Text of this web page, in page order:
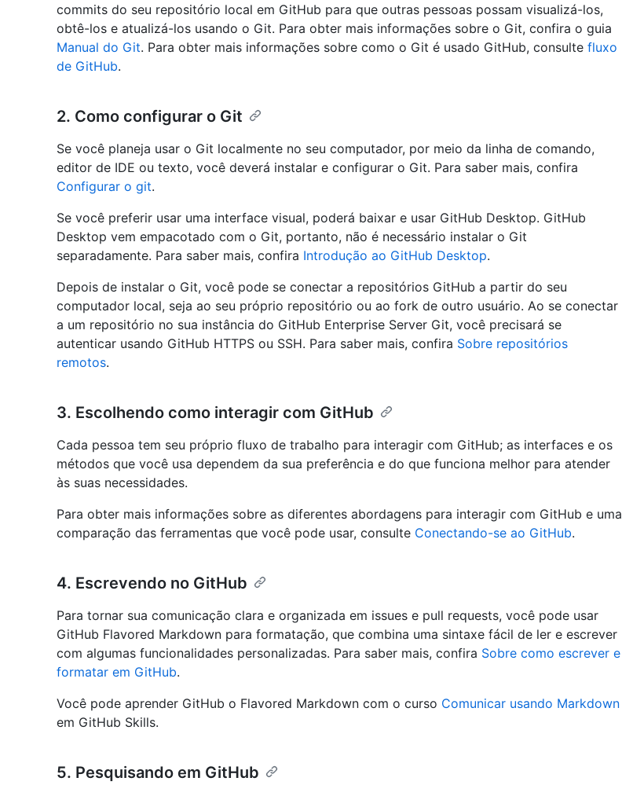
commits do seu repositório local em GitHub para que outras pessoas possam visualizá-los,
obtê-los e atualizá-los usando o Git. Para obter mais informações sobre o Git, confira o guia
Manual do Git. Para obter mais informações sobre como o Git é usado GitHub, consulte fluxo
de GitHub.
2. Como configurar o Git
Se você planeja usar o Git localmente no seu computador, por meio da linha de comando,
editor de IDE ou texto, você deverá instalar e configurar o Git. Para saber mais, confira
Configurar o git.
Se você preferir usar uma interface visual, poderá baixar e usar GitHub Desktop. GitHub
Desktop vem empacotado com o Git, portanto, não é necessário instalar o Git
separadamente. Para saber mais, confira Introdução ao GitHub Desktop.
Depois de instalar o Git, você pode se conectar a repositórios GitHub a partir do seu
computador local, seja ao seu próprio repositório ou ao fork de outro usuário. Ao se conectar
a um repositório no sua instância do GitHub Enterprise Server Git, você precisará se
autenticar usando GitHub HTTPS ou SSH. Para saber mais, confira Sobre repositórios
remotos.
3. Escolhendo como interagir com GitHub
Cada pessoa tem seu próprio fluxo de trabalho para interagir com GitHub; as interfaces e os
métodos que você usa dependem da sua preferência e do que funciona melhor para atender
às suas necessidades.
Para obter mais informações sobre as diferentes abordagens para interagir com GitHub e uma
comparação das ferramentas que você pode usar, consulte Conectando-se ao GitHub.
4. Escrevendo no GitHub
Para tornar sua comunicação clara e organizada em issues e pull requests, você pode usar
GitHub Flavored Markdown para formatação, que combina uma sintaxe fácil de ler e escrever
com algumas funcionalidades personalizadas. Para saber mais, confira Sobre como escrever e
formatar em GitHub.
Você pode aprender GitHub o Flavored Markdown com o curso Comunicar usando Markdown
em GitHub Skills.
5. Pesquisando em GitHub